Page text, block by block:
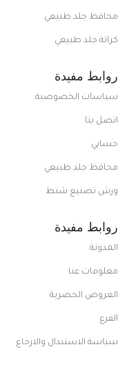
محافظ جلد طبيعي
كراتة جلد طبيعي
روابط مفيدة
سياسات الخصوصية
اتصل بنا
حسابي
محافظ جلد طبيعي
ورش تصنيع شنط
روابط مفيدة
المدونة
معلومات عنا
العروض الحصرية
الفرع
سياسة الاستبدال والارجاع